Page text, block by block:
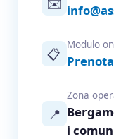
📋
Modulo
📍
Zona
i